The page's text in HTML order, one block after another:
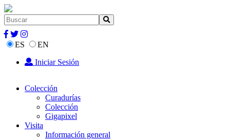
ES
EN
Iniciar Sesión
Colección
Curadurías
Colección
Gigapixel
Visita
Información general